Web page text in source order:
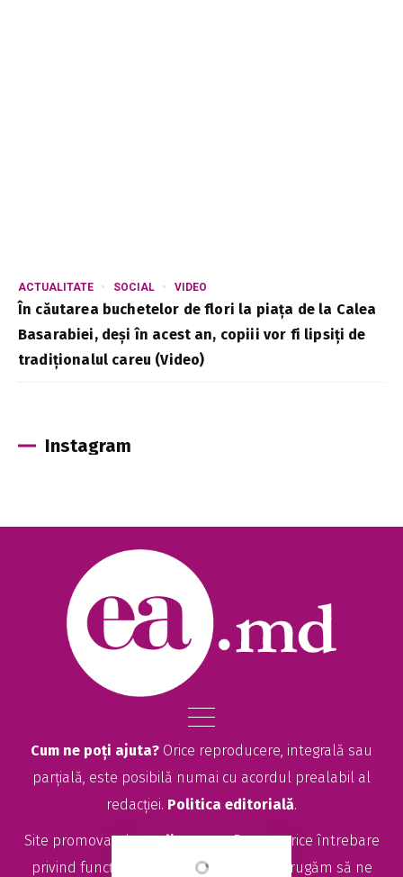
ACTUALITATE SOCIAL VIDEO
În căutarea buchetelor de flori la piața de la Calea
Basarabiei, deși în acest an, copiii vor fi lipsiți de
tradiționalul careu (Video)
Instagram
Cum ne poți ajuta? Orice reproducere, integrală sau
parțială, este posibilă numai cu acordul prealabil al
redacției. Politica editorială.
Site promovat deseolitte.com. Pentru orice întrebare
privind funcționarea site-ului EA.md, vă rugăm să ne